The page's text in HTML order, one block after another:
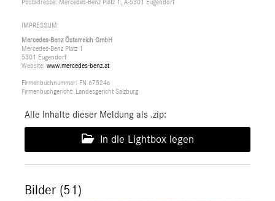
Postadresse: Mercedes-Benz Platz 1, A-5301 Eugendorf
IMPRESSUM:
Mercedes-Benz Österreich GmbH
Mercedes-Benz Platz 1
5301 Eugendorf
Website: www.mercedes-benz.at
Firmenbuchnummer: FN 67524a
Firmenbuchgericht: Landesgericht Salzburg
Alle Inhalte dieser Meldung als .zip:
In die Lightbox legen
Bilder (51)